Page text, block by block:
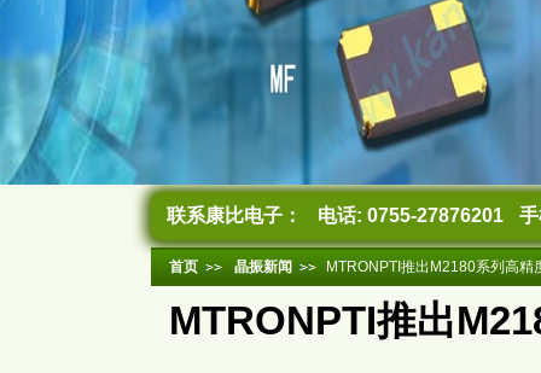
联系康比电子： 电话: 0755-27876201
首页 晶振新闻 MTRONPTI推出M2180系列高精
MTRONPTI推出